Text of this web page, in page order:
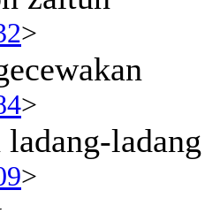
>
>
ladang-ladang
>